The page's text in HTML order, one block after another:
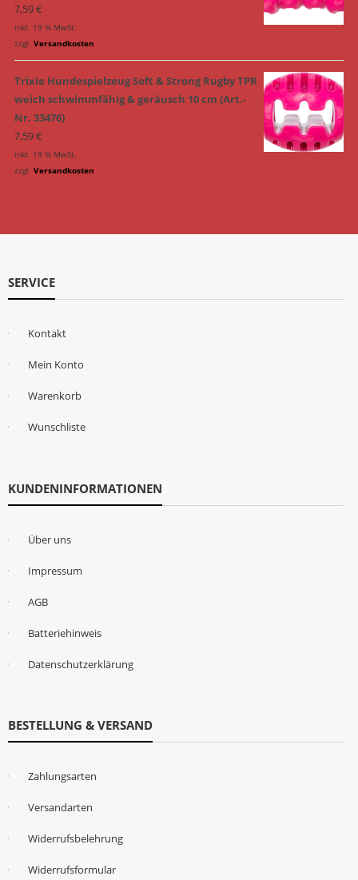
7,59€
inkl. 19 % MwSt.
zzgl. Versandkosten
Trixie Hundespielzeug Soft & Strong Rugby TPR
weich schwimmfähig & geräusch 10 cm (Art.-
Nr. 33476)
7,59€
inkl. 19 % MwSt.
zzgl. Versandkosten
SERVICE
Kontakt
Mein Konto
Warenkorb
Wunschliste
KUNDENINFORMATIONEN
Über uns
Impressum
AGB
Batteriehinweis
Datenschutzerklärung
BESTELLUNG & VERSAND
Zahlungsarten
Versandarten
Widerrufsbelehrung
Widerrufsformular